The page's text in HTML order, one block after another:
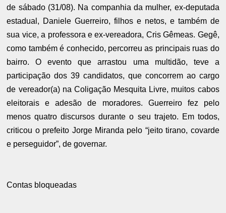
de sábado (31/08). Na companhia da mulher, ex-deputada
estadual, Daniele Guerreiro, filhos e netos, e também de
sua vice, a professora e ex-vereadora, Cris Gêmeas. Gegê,
como também é conhecido, percorreu as principais ruas do
bairro. O evento que arrastou uma multidão, teve a
participação dos 39 candidatos, que concorrem ao cargo
de vereador(a) na Coligação Mesquita Livre, muitos cabos
eleitorais e adesão de moradores. Guerreiro fez pelo
menos quatro discursos durante o seu trajeto. Em todos,
criticou o prefeito Jorge Miranda pelo “jeito tirano, covarde
e perseguidor”, de governar.
Contas bloqueadas